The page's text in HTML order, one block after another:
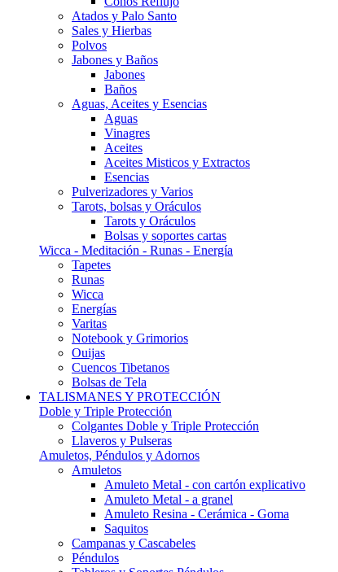
Atados y Palo Santo
Sales y Hierbas
Polvos
Jabones y Baños
Jabones
Baños
Aguas, Aceites y Esencias
Aguas
Vinagres
Aceites
Aceites Misticos y Extractos
Esencias
Pulverizadores y Varios
Tarots, bolsas y Oráculos
Tarots y Oráculos
Bolsas y soportes cartas
Wicca - Meditación - Runas - Energía
Tapetes
Runas
Wicca
Energías
Varitas
Notebook y Grimorios
Ouijas
Cuencos Tibetanos
Bolsas de Tela
TALISMANES Y PROTECCIÓN
Doble y Triple Protección
Colgantes Doble y Triple Protección
Llaveros y Pulseras
Amuletos, Péndulos y Adornos
Amuletos
Amuleto Metal - con cartón explicativo
Amuleto Metal - a granel
Amuleto Resina - Cerámica - Goma
Saquitos
Campanas y Cascabeles
Péndulos